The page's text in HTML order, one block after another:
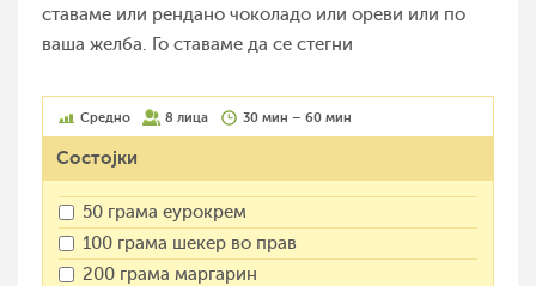
ставаме или рендано чоколадо или ореви или по
ваша желба. Го ставаме да се стегни
Средно 8 лица 30 мин – 60 мин
Состојки
50 грама еурокрем
100 грама шекер во прав
200 грама маргарин